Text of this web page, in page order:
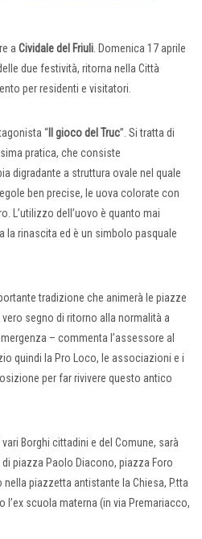
a Cividale del Friuli . Domenica 17 aprile
due festività, ritorna nella Città
per residenti e visitatori.
“ Il gioco del Truc”. Si tratta di
pratica, che consiste
digradante a struttura ovale nel quale
ben precise, le uova colorate con
L’utilizzo dell’uovo è quanto mai
la rinascita ed è un simbolo pasquale
tradizione che animerà le piazze
segno di ritorno alla normalità a
– commenta l’assessore al
quindi la Pro Loco, le associazioni e i
per far rivivere questo antico
vari Borghi cittadini e del Comune, sarà
piazza Paolo Diacono, piazza Foro
nella piazzetta antistante la Chiesa, P.tta
l’ex scuola materna (in via Premariacco,